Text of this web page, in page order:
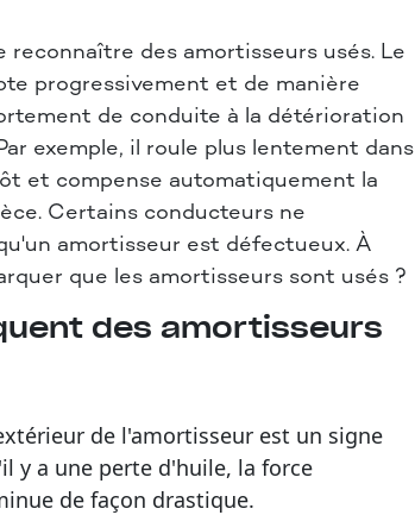
des amortisseurs usés. Le
progressivement et de manière
de conduite à la détérioration
exemple, il roule plus lentement dans
et compense automatiquement la
Certains conducteurs ne
amortisseur est défectueux. À
que les amortisseurs sont usés ?
des amortisseurs
de l'amortisseur est un signe
y a une perte d'huile, la force
de façon drastique.